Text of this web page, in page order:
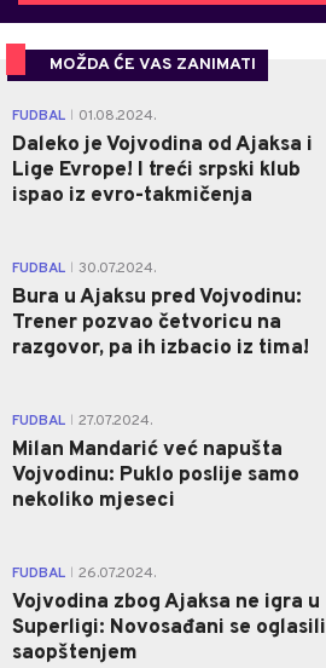
MOŽDA ĆE VAS ZANIMATI
FUDBAL 01.08.2024.
Daleko je Vojvodina od Ajaksa i
Lige Evrope! I treći srpski klub
ispao iz evro-takmičenja
FUDBAL 30.07.2024.
Bura u Ajaksu pred Vojvodinu:
Trener pozvao četvoricu na
razgovor, pa ih izbacio iz tima!
FUDBAL 27.07.2024.
Milan Mandarić već napušta
Vojvodinu: Puklo poslije samo
nekoliko mjeseci
FUDBAL 26.07.2024.
Vojvodina zbog Ajaksa ne igra u
Superligi: Novosađani se oglasili
saopštenjem